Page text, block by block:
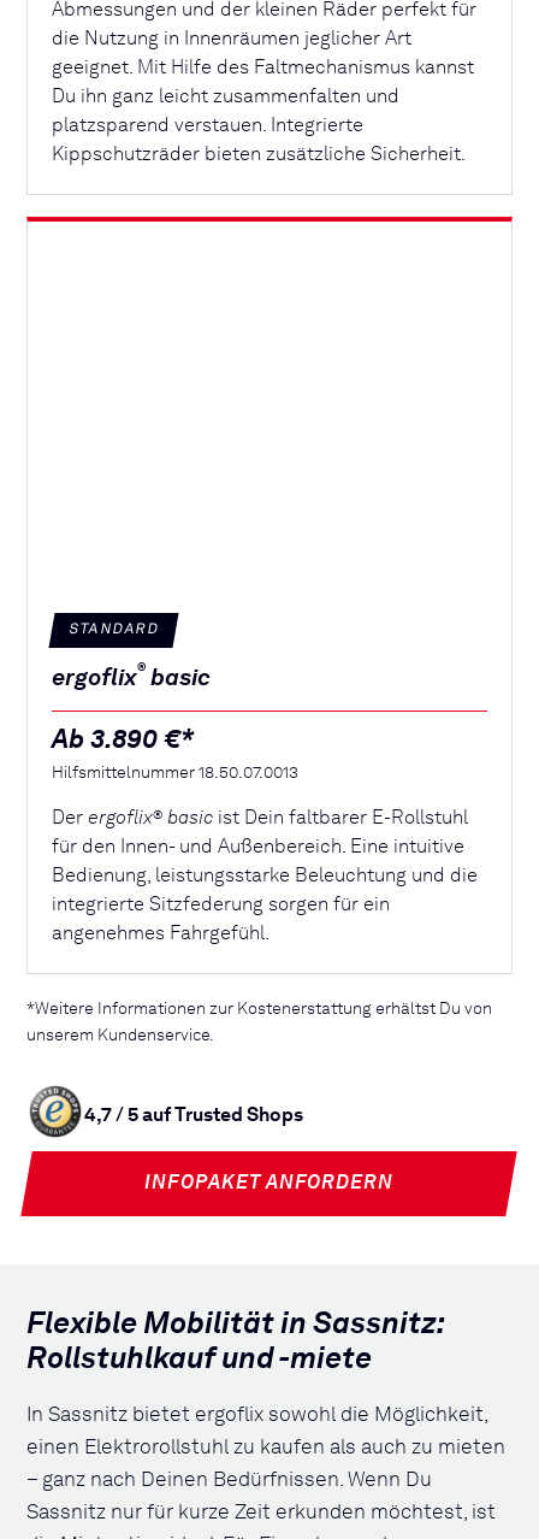
Abmessungen und der kleinen Räder perfekt für
die Nutzung in Innenräumen jeglicher Art
geeignet. Mit Hilfe des Faltmechanismus kannst
Du ihn ganz leicht zusammenfalten und
platzsparend verstauen. Integrierte
Kippschutzräder bieten zusätzliche Sicherheit.
STANDARD
ergoflix® basic
Ab 3.890 €*
Hilfsmittelnummer 18.50.07.0013
Derergoflix® basic ist Dein faltbarer E-Rollstuhl
für den Innen- und Außenbereich. Eine intuitive
Bedienung, leistungsstarke Beleuchtung und die
integrierte Sitzfederung sorgen für ein
angenehmes Fahrgefühl.
*Weitere Informationen zur Kostenerstattung erhältst Du von
unserem Kundenservice.
4,7 / 5 auf Trusted Shops
INFOPAKET ANFORDERN
Flexible Mobilität in Sassnitz:
Rollstuhlkauf und -miete
In Sassnitz bietet ergoflix sowohl die Möglichkeit,
einen Elektrorollstuhl zu kaufen als auch zu mieten
– ganz nach Deinen Bedürfnissen. Wenn Du
Sassnitz nur für kurze Zeit erkunden möchtest, ist